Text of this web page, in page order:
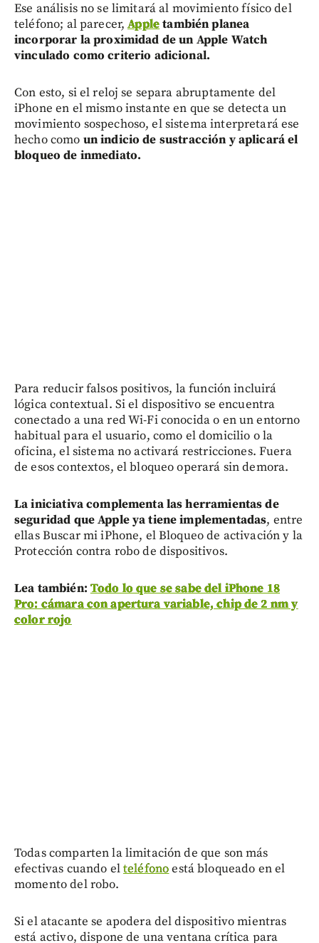
Ese análisis no se limitará al movimiento físico del
teléfono; al parecer,Appletambién planea
incorporar la proximidad de un Apple Watch
vinculado como criterio adicional.
Con esto, si el reloj se separa abruptamente del
iPhone en el mismo instante en que se detecta un
movimiento sospechoso, el sistema interpretará ese
hecho como un indicio de sustracción y aplicará el
bloqueo de inmediato.
Para reducir falsos positivos, la función incluirá
lógica contextual. Si el dispositivo se encuentra
conectado a una red Wi-Fi conocida o en un entorno
habitual para el usuario, como el domicilio o la
oficina, el sistema no activará restricciones. Fuera
de esos contextos, el bloqueo operará sin demora.
La iniciativa complementa las herramientas de
seguridad que Apple ya tiene implementadas, entre
ellas Buscar mi iPhone, el Bloqueo de activación y la
Protección contra robo de dispositivos.
Lea también: Todo lo que se sabe del iPhone 18
Pro: cámara con apertura variable, chip de 2 nm y
color rojo
Todas comparten la limitación de que son más
efectivas cuando elteléfonoestá bloqueado en el
momento del robo.
Si el atacante se apodera del dispositivo mientras
está activo, dispone de una ventana crítica para